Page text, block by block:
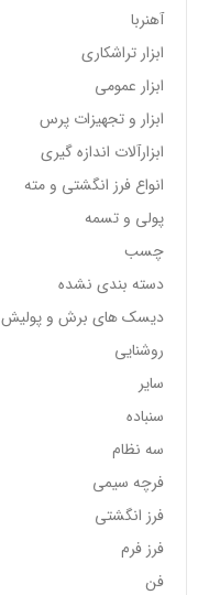
آهنربا
ابزار تراشکاری
ابزار عمومی
ابزار و تجهیزات پرس
ابزارآلات اندازه گیری
انواع فرز انگشتی و مته
پولی و تسمه
چسب
دسته بندی نشده
دیسک های برش و پولیش
روشنایی
سایر
سنباده
سه نظام
فرچه سیمی
فرز انگشتی
فرز فرم
فن